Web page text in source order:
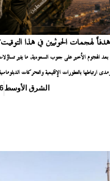
لهجمات الحوثيين في هذا
بعد الهجوم الأخير على جنوب السعودية، ما يثير
ارتباطها بالتطورات الإقليمية والتحركات
الشرق الأوسط